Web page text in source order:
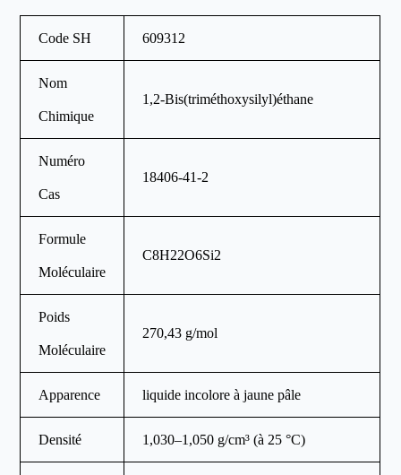
Code SH 609312
Nom
Chimique
1,2-Bis(triméthoxysilyl)éthane
Numéro
Cas
18406-41-2
Formule
Moléculaire
C8H22O6Si2
Poids
Moléculaire
270,43 g/mol
Apparence liquide incolore à jaune pâle
Densité 1,030–1,050 g/cm³ (à 25 °C)